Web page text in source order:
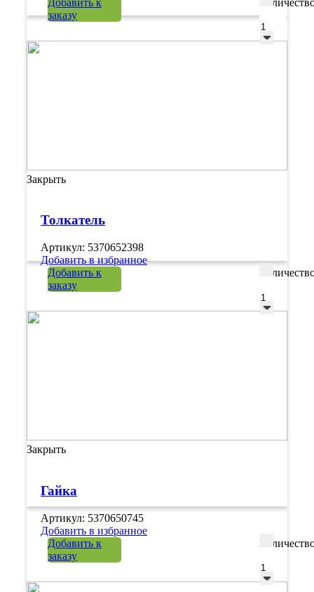
заказу
Закрыть
Толкатель
Артикул: 5370652398
Добавить в избранное
Добавить к
заказу
Закрыть
Гайка
Артикул: 5370650745
Добавить в избранное
Добавить к
заказу